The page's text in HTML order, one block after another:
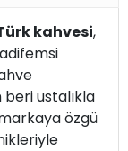
kahvesi,
beri ustalıkla
özgü